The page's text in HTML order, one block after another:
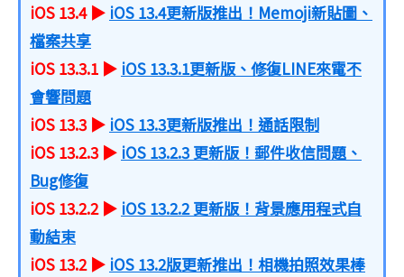
iOS 13.4 ▶ iOS 13.4更新版推出！Memoji新貼圖、
檔案共享
iOS 13.3.1 ▶ iOS 13.3.1更新版、修復LINE來電不
會響問題
iOS 13.3 ▶ iOS 13.3更新版推出！通話限制
iOS 13.2.3 ▶ iOS 13.2.3 更新版！郵件收信問題、
Bug修復
iOS 13.2.2 ▶ iOS 13.2.2 更新版！背景應用程式自
動結束
iOS 13.2 ▶ iOS 13.2版更新推出！相機拍照效果棒